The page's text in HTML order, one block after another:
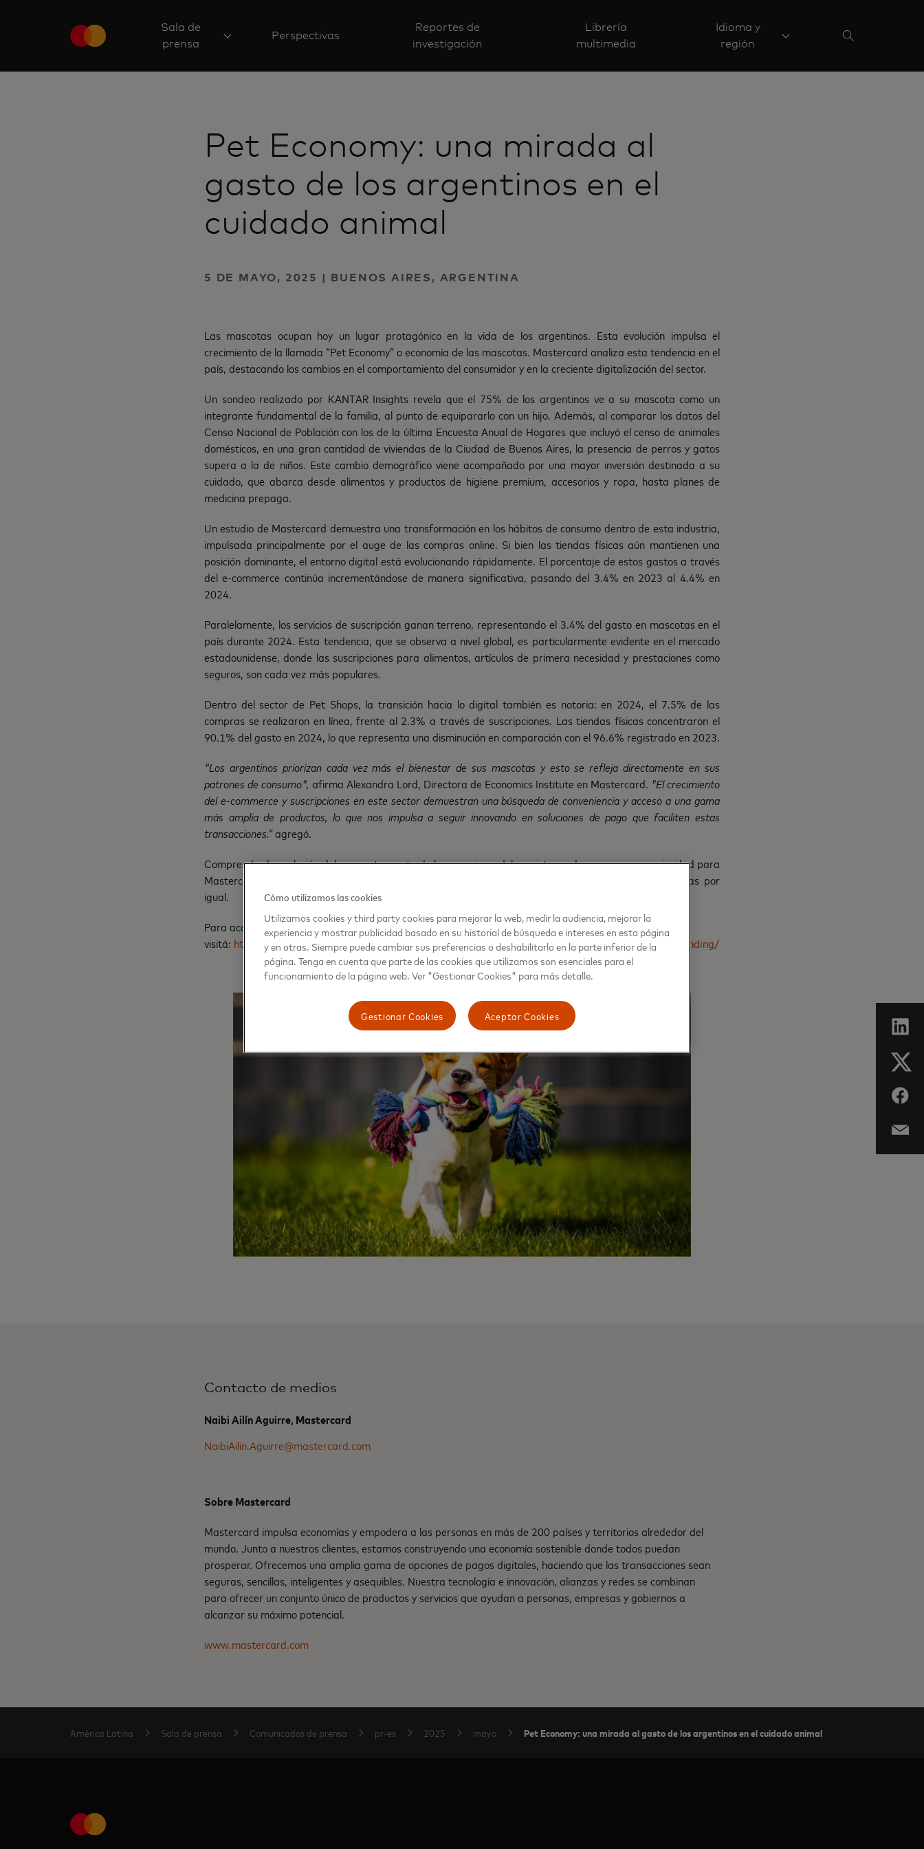
Sala de
prensa
Perspectivas
Reportes de
investigación
Librería
multimedia
Idioma y
región
Pet Economy: una mirada al
gasto de los argentinos en el
cuidado animal
5 DE MAYO, 2025 | BUENOS AIRES, ARGENTINA
Las mascotas ocupan hoy un lugar protagónico en la vida de los argentinos. Esta evolución impulsa el
crecimiento de la llamada “Pet Economy” o economía de las mascotas. Mastercard analiza esta tendencia en el
país, destacando los cambios en el comportamiento del consumidor y en la creciente digitalización del sector.
Un sondeo realizado por KANTAR Insights revela que el 75% de los argentinos ve a su mascota como un
integrante fundamental de la familia, al punto de equipararlo con un hijo. Además, al comparar los datos del
Censo Nacional de Población con los de la última Encuesta Anual de Hogares que incluyó el censo de animales
domésticos, en una gran cantidad de viviendas de la Ciudad de Buenos Aires, la presencia de perros y gatos
supera a la de niños. Este cambio demográfico viene acompañado por una mayor inversión destinada a su
cuidado, que abarca desde alimentos y productos de higiene premium, accesorios y ropa, hasta planes de
medicina prepaga.
Un estudio de Mastercard demuestra una transformación en los hábitos de consumo dentro de esta industria,
impulsada principalmente por el auge de las compras online. Si bien las tiendas físicas aún mantienen una
posición dominante, el entorno digital está evolucionando rápidamente. El porcentaje de estos gastos a través
del e-commerce continúa incrementándose de manera significativa, pasando del 3.4% en 2023 al 4.4% en
2024.
Paralelamente, los servicios de suscripción ganan terreno, representando el 3.4% del gasto en mascotas en el
país durante 2024. Esta tendencia, que se observa a nivel global, es particularmente evidente en el mercado
estadounidense, donde las suscripciones para alimentos, artículos de primera necesidad y prestaciones como
seguros, son cada vez más populares.
Dentro del sector de Pet Shops, la transición hacia lo digital también es notoria: en 2024, el 7.5% de las
compras se realizaron en línea, frente al 2.3% a través de suscripciones. Las tiendas físicas concentraron el
90.1% del gasto en 2024, lo que representa una disminución en comparación con el 96.6% registrado en 2023.
"Los argentinos priorizan cada vez más el bienestar de sus mascotas y esto se refleja directamente en sus
patrones de consumo", afirma Alexandra Lord, Directora de Economics Institute en Mastercard. "El crecimiento
del e-commerce y suscripciones en este sector demuestran una búsqueda de conveniencia y acceso a una gama
más amplia de productos, lo que nos impulsa a seguir innovando en soluciones de pago que faciliten estas
transacciones.”agregó.
Comprender la evolución del comportamiento de los usuarios y del ecosistema de pagos es una prioridad para
Mastercard, que continúa desarrollando propuestas seguras y accesibles para compañías y personas por
igual.
Para acceder a más datos de diferentes regiones,
visitá: https://www.mastercard.com/news/perspectives/2025/national-pet-day-top-cities-for-pet-spending/
Contacto de medios
Naibi Ailín Aguirre, Mastercard
NaibiAilin.Aguirre@mastercard.com
Sobre Mastercard
Mastercard impulsa economías y empodera a las personas en más de 200 países y territorios alrededor del
mundo. Junto a nuestros clientes, estamos construyendo una economía sostenible donde todos puedan
prosperar. Ofrecemos una amplia gama de opciones de pagos digitales, haciendo que las transacciones sean
seguras, sencillas, inteligentes y asequibles. Nuestra tecnología e innovación, alianzas y redes se combinan
para ofrecer un conjunto único de productos y servicios que ayudan a personas, empresas y gobiernos a
alcanzar su máximo potencial.
www.mastercard.com
América Latina Sala de prensa Comunicados de prensa pr-es 2025 mayo Pet Economy: una mirada al gasto de los argentinos en el cuidado animal
Cómo utilizamos las cookies
Utilizamos cookies y third party cookies para mejorar la web, medir la audiencia, mejorar la
experiencia y mostrar publicidad basado en su historial de búsqueda e intereses en esta página
y en otras. Siempre puede cambiar sus preferencias o deshabilitarlo en la parte inferior de la
página. Tenga en cuenta que parte de las cookies que utilizamos son esenciales para el
funcionamiento de la página web. Ver "Gestionar Cookies" para más detalle.
Aceptar Cookies
Gestionar Cookies